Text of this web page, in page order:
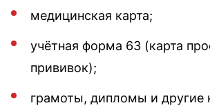
медицинская карта;
учётная форма 63 (карта
прививок);
грамоты, дипломы и другие